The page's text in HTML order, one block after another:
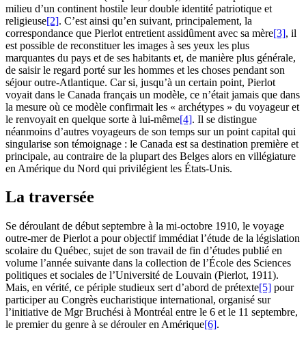
milieu d’un continent hostile leur double identité patriotique et
religieuse[2]. C’est ainsi qu’en suivant, principalement, la
correspondance que Pierlot entretient assidûment avec sa mère[3], il
est possible de reconstituer les images à ses yeux les plus
marquantes du pays et de ses habitants et, de manière plus générale,
de saisir le regard porté sur les hommes et les choses pendant son
séjour outre-Atlantique. Car si, jusqu’à un certain point, Pierlot
voyait dans le Canada français un modèle, ce n’était jamais que dans
la mesure où ce modèle confirmait les « archétypes » du voyageur et
le renvoyait en quelque sorte à lui-même[4]. Il se distingue
néanmoins d’autres voyageurs de son temps sur un point capital qui
singularise son témoignage : le Canada est sa destination première et
principale, au contraire de la plupart des Belges alors en villégiature
en Amérique du Nord qui privilégient les États-Unis.
La traversée
Se déroulant de début septembre à la mi-octobre 1910, le voyage
outre-mer de Pierlot a pour objectif immédiat l’étude de la législation
scolaire du Québec, sujet de son travail de fin d’études publié en
volume l’année suivante dans la collection de l’École des Sciences
politiques et sociales de l’Université de Louvain (Pierlot, 1911).
Mais, en vérité, ce périple studieux sert d’abord de prétexte[5] pour
participer au Congrès eucharistique international, organisé sur
l’initiative de Mgr Bruchési à Montréal entre le 6 et le 11 septembre,
le premier du genre à se dérouler en Amérique[6].